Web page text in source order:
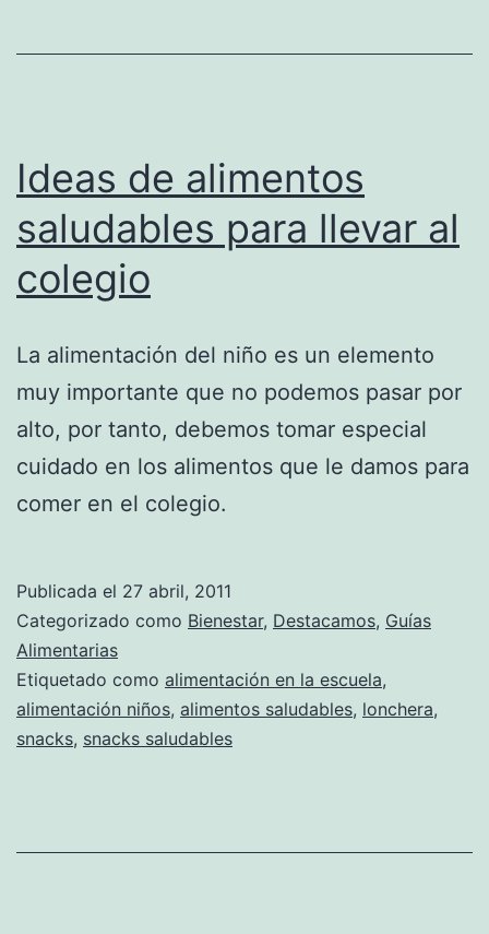
Ideas de alimentos
saludables para llevar al
colegio
La alimentación del niño es un elemento
muy importante que no podemos pasar por
alto, por tanto, debemos tomar especial
cuidado en los alimentos que le damos para
comer en el colegio.
Publicada el 27 abril, 2011
Categorizado como Bienestar, Destacamos, Guías
Alimentarias
Etiquetado como alimentación en la escuela,
alimentación niños, alimentos saludables, lonchera,
snacks, snacks saludables